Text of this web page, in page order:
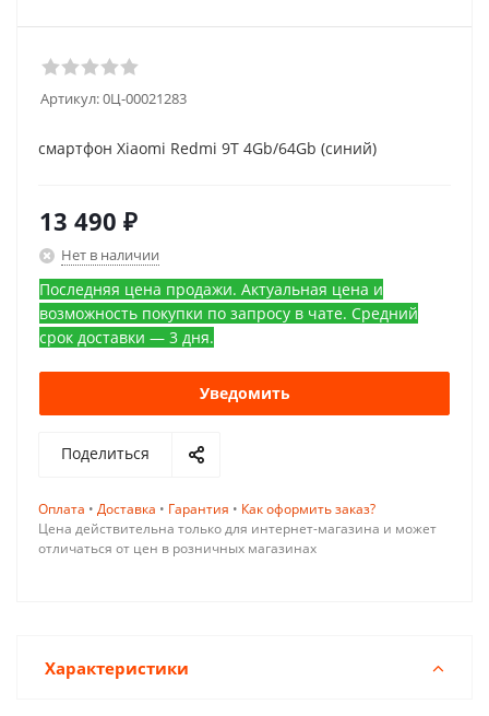
Артикул:0Ц-00021283
смартфон Xiaomi Redmi 9T 4Gb/64Gb (синий)
13 490 ₽
Нет в наличии
Последняя цена продажи. Актуальная цена и
возможность покупки по запросу в чате. Средний
срок доставки — 3 дня.
Уведомить
Поделиться
Оплата • Доставка • Гарантия • Как оформить заказ?
Цена действительна только для интернет-магазина и может
отличаться от цен в розничных магазинах
Характеристики